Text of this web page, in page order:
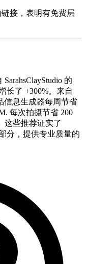
接，表明有免费层
的
长了 +300%。来自
信息生成器每周节省
每次拍摄节省 200
这些推荐证实了
分，提供专业质量的